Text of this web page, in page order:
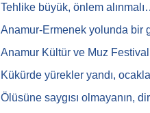
Tehlike büyük, önlem
Anamur-Ermenek yolunda bir
Anamur Kültür ve Muz
Kükürde yürekler yandı,
Ölüsüne saygısı olmayanın,